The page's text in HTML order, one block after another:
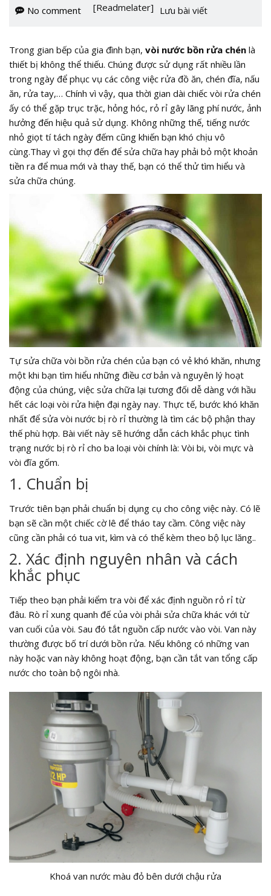
No comment
[Readmelater] Lưu bài viết
Trong gian bếp của gia đình bạn, vòi nước bồn rửa chén là
thiết bị không thể thiếu. Chúng được sử dụng rất nhiều lần
trong ngày để phục vụ các công việc rửa đồ ăn, chén đĩa, nấu
ăn, rửa tay,… Chính vì vậy, qua thời gian dài chiếc vòi rửa chén
ấy có thể gặp trục trặc, hỏng hóc, rỏ rỉ gây lãng phí nước, ảnh
hưởng đến hiệu quả sử dụng. Không những thế, tiếng nước
nhỏ giọt tí tách ngày đếm cũng khiến bạn khó chịu vô
cùng.Thay vì gọi thợ đến để sửa chữa hay phải bỏ một khoản
tiền ra để mua mới và thay thế, bạn có thể thử tìm hiểu và
sửa chữa chúng.
Tự sửa chữa vòi bồn rửa chén của bạn có vẻ khó khăn, nhưng
một khi bạn tìm hiểu những điều cơ bản và nguyên lý hoạt
động của chúng, việc sửa chữa lại tương đối dễ dàng với hầu
hết các loại vòi rửa hiện đại ngày nay. Thực tế, bước khó khăn
nhất để sửa vòi nước bị rò rỉ thường là tìm các bộ phận thay
thế phù hợp. Bài viết này sẽ hướng dẫn cách khắc phục tình
trạng nước bị rò rỉ cho ba loại vòi chính là: Vòi bi, vòi mực và
vòi đĩa gốm.
1. Chuẩn bị
Trước tiên bạn phải chuẩn bị dụng cụ cho công việc này. Có lẽ
bạn sẽ cần một chiếc cờ lê để tháo tay cầm. Công việc này
cũng cần phải có tua vit, kìm và có thể kèm theo bộ lục lăng..
2. Xác định nguyên nhân và cách
khắc phục
Tiếp theo bạn phải kiểm tra vòi để xác định nguồn rỏ rỉ từ
đâu. Rò rỉ xung quanh đế của vòi phải sửa chữa khác với từ
van cuối của vòi. Sau đó tắt nguồn cấp nước vào vòi. Van này
thường được bố trí dưới bồn rửa. Nếu không có những van
này hoặc van này không hoạt động, bạn cần tắt van tổng cấp
nước cho toàn bộ ngôi nhà.
Khoá van nước màu đỏ bên dưới chậu rửa